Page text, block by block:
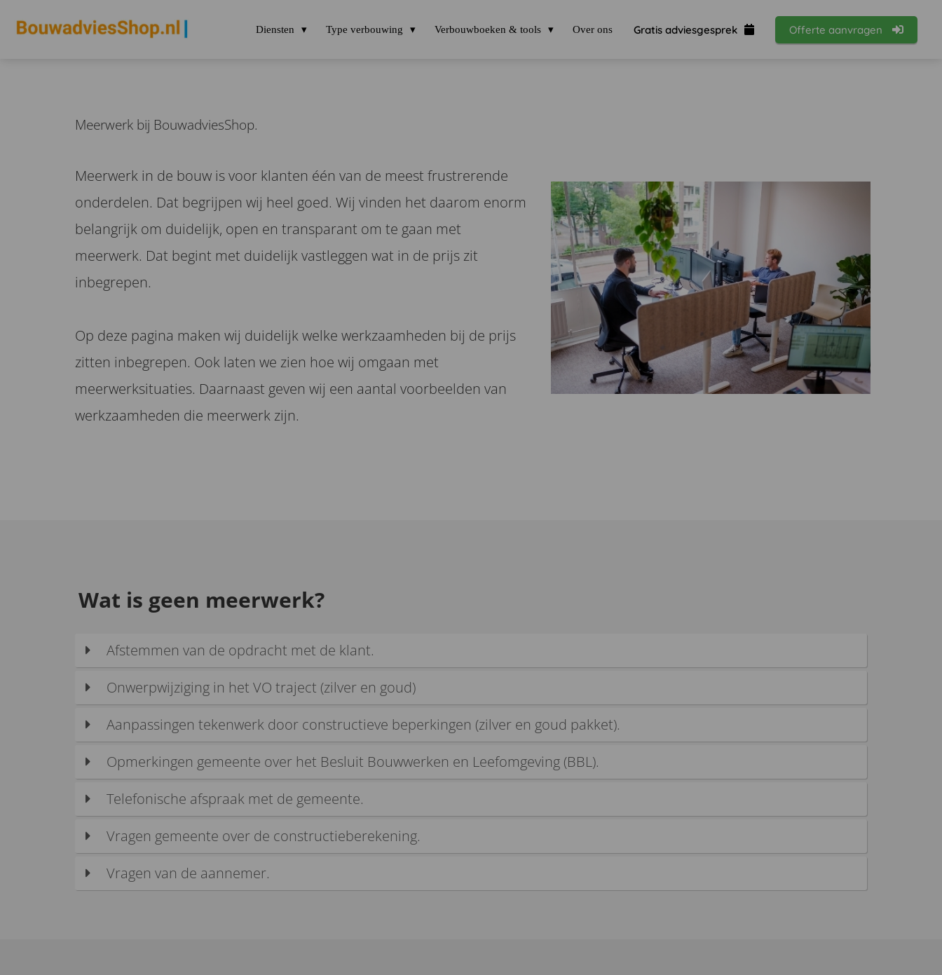
Diensten Type verbouwing Verbouwboeken & tools Over ons Gratis adviesgesprek Offerte aanvragen
Meerwerk bij BouwadviesShop.
Meerwerk in de bouw is voor klanten één van de meest frustrerende
onderdelen. Dat begrijpen wij heel goed. Wij vinden het daarom enorm
belangrijk om duidelijk, open en transparant om te gaan met
meerwerk. Dat begint met duidelijk vastleggen wat in de prijs zit
inbegrepen.
Op deze pagina maken wij duidelijk welke werkzaamheden bij de prijs
zitten inbegrepen. Ook laten we zien hoe wij omgaan met
meerwerksituaties. Daarnaast geven wij een aantal voorbeelden van
werkzaamheden die meerwerk zijn.
Wat is geen meerwerk?
Afstemmen van de opdracht met de klant.
Onwerpwijziging in het VO traject (zilver en goud)
Aanpassingen tekenwerk door constructieve beperkingen (zilver en goud pakket).
Opmerkingen gemeente over het Besluit Bouwwerken en Leefomgeving (BBL).
Telefonische afspraak met de gemeente.
Vragen gemeente over de constructieberekening.
Vragen van de aannemer.